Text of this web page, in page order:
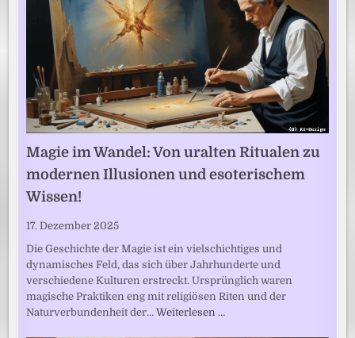
Magie im Wandel: Von uralten Ritualen zu
modernen Illusionen und esoterischem
Wissen!
17. Dezember 2025
Die Geschichte der Magie ist ein vielschichtiges und
dynamisches Feld, das sich über Jahrhunderte und
verschiedene Kulturen erstreckt. Ursprünglich waren
magische Praktiken eng mit religiösen Riten und der
Naturverbundenheit der…Weiterlesen …